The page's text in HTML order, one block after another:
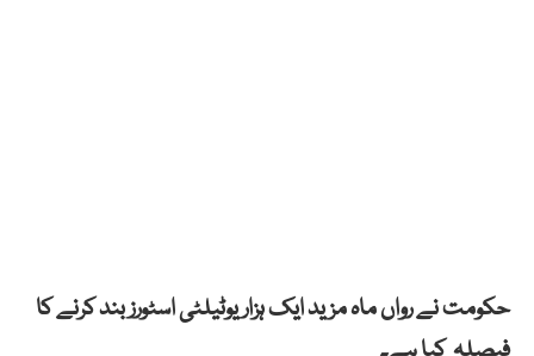
حکومت نے رواں ماہ مزید ایک ہزار یوٹیلٹی اسٹورز بند کرنے کا